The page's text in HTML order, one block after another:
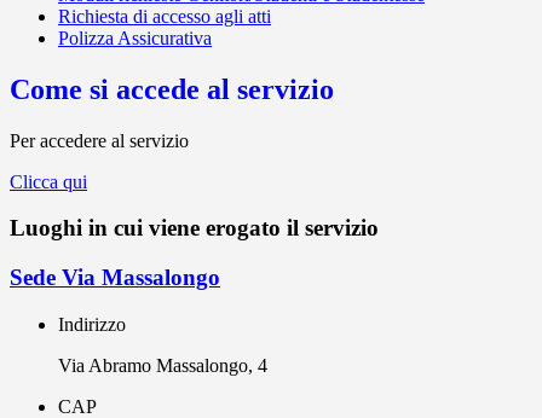
Richiesta di accesso agli atti
Polizza Assicurativa
Come si accede al servizio
Per accedere al servizio
Clicca qui
Luoghi in cui viene erogato il servizio
Sede Via Massalongo
Indirizzo
Via Abramo Massalongo, 4
CAP